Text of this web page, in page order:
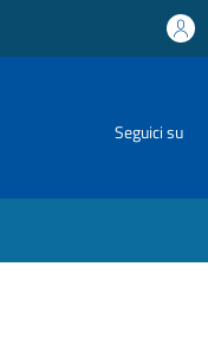
Seguici su